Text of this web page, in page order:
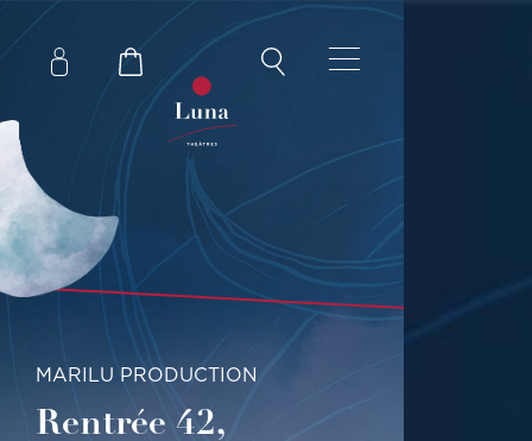
MARILU PRODUCTION
Rentrée 42,